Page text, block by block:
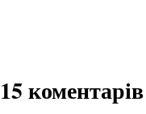
15 коментарів